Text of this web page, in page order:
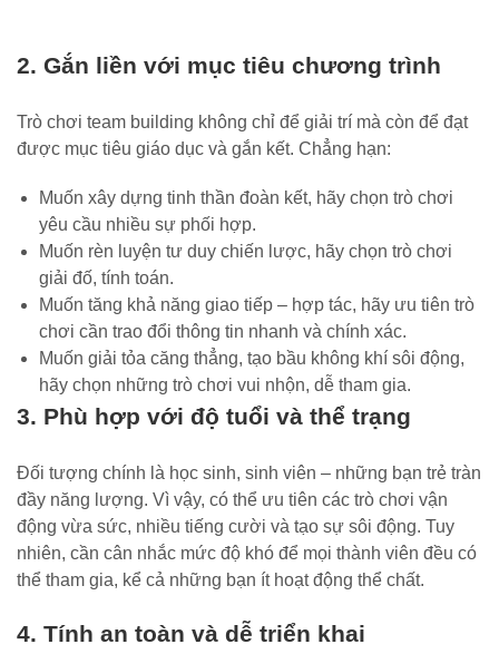
2. Gắn liền với mục tiêu chương trình
Trò chơi team building không chỉ để giải trí mà còn để đạt
được mục tiêu giáo dục và gắn kết. Chẳng hạn:
Muốn xây dựng tinh thần đoàn kết, hãy chọn trò chơi
yêu cầu nhiều sự phối hợp.
Muốn rèn luyện tư duy chiến lược, hãy chọn trò chơi
giải đố, tính toán.
Muốn tăng khả năng giao tiếp – hợp tác, hãy ưu tiên trò
chơi cần trao đổi thông tin nhanh và chính xác.
Muốn giải tỏa căng thẳng, tạo bầu không khí sôi động,
hãy chọn những trò chơi vui nhộn, dễ tham gia.
3. Phù hợp với độ tuổi và thể trạng
Đối tượng chính là học sinh, sinh viên – những bạn trẻ tràn
đầy năng lượng. Vì vậy, có thể ưu tiên các trò chơi vận
động vừa sức, nhiều tiếng cười và tạo sự sôi động. Tuy
nhiên, cần cân nhắc mức độ khó để mọi thành viên đều có
thể tham gia, kể cả những bạn ít hoạt động thể chất.
4. Tính an toàn và dễ triển khai